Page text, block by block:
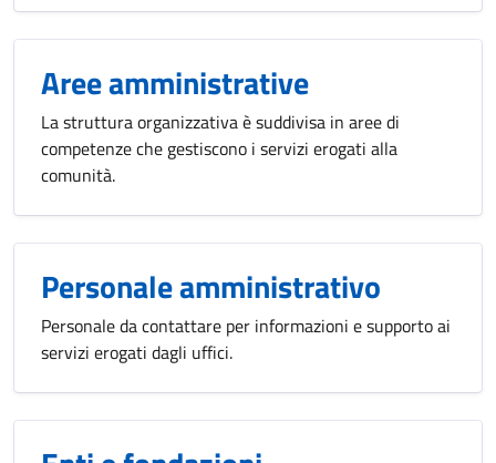
Aree amministrative
La struttura organizzativa è suddivisa in aree di
competenze che gestiscono i servizi erogati alla
comunità.
Personale amministrativo
Personale da contattare per informazioni e supporto ai
servizi erogati dagli uffici.